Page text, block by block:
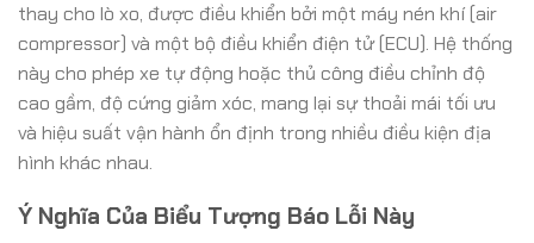
thay cho lò xo, được điều khiển bởi một máy nén khí (air
compressor) và một bộ điều khiển điện tử (ECU). Hệ thống
này cho phép xe tự động hoặc thủ công điều chỉnh độ
cao gầm, độ cứng giảm xóc, mang lại sự thoải mái tối ưu
và hiệu suất vận hành ổn định trong nhiều điều kiện địa
hình khác nhau.
Ý Nghĩa Của Biểu Tượng Báo Lỗi Này